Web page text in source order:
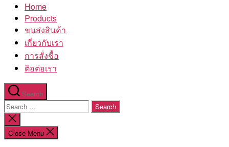
โรงงานHome
Products
ขนส่งสินค้า
เกี่ยวกับเรา
การสั่งชื้อ
ติอต่อเรา
Search
Search
for:
Close
search
Close Menu